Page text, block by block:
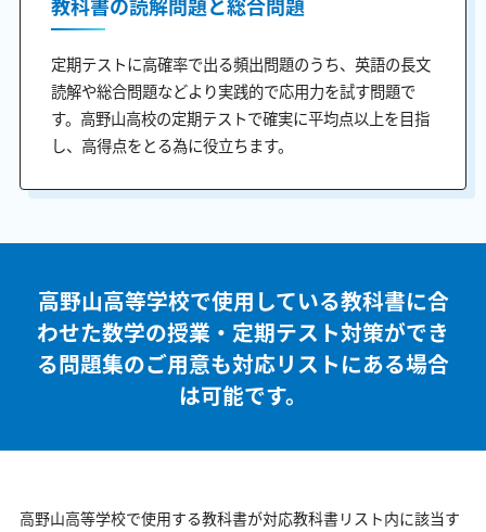
定期テストに高確率で出る頻出問題のうち、英語の長文
読解や総合問題などより実践的で応用力を試す問題で
す。高野山高校の定期テストで確実に平均点以上を目指
し、高得点をとる為に役立ちます。
高野山高等学校で使用している教科書に合
わせた数学の授業・定期テスト対策ができ
る問題集のご用意も対応リストにある場合
は可能です。
高野山高等学校で使用する教科書が対応教科書リスト内に該当す